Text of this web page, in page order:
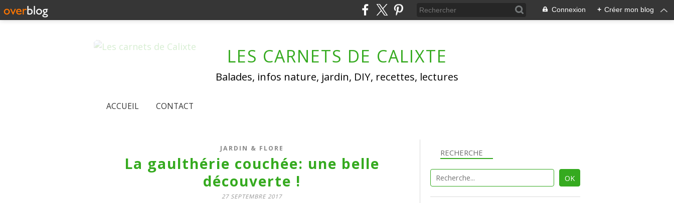
Connexion + Créer mon blog
LES CARNETS DE CALIXTE
Balades, infos nature, jardin, DIY, recettes, lectures
ACCUEIL CONTACT
JARDIN & FLORE
La gaulthérie couchée: une belle
découverte !
27 SEPTEMBRE 2017
RECHERCHE